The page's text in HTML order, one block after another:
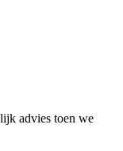
advies toen we